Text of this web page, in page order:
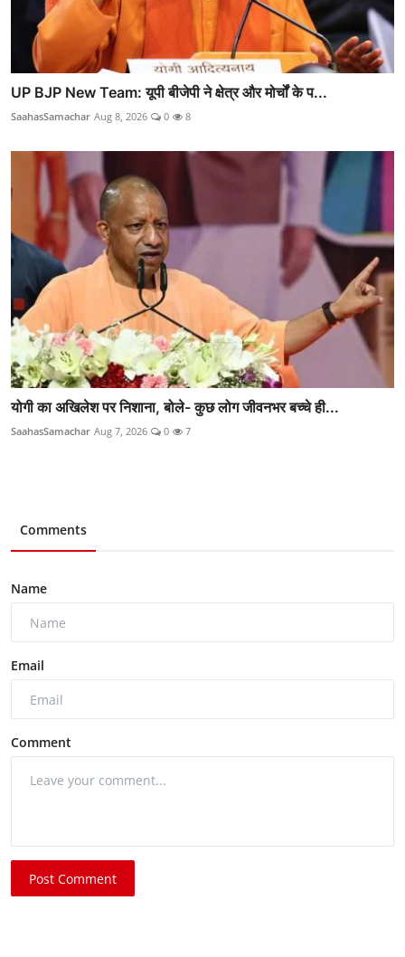
UP BJP New Team: यूपी बीजेपी ने क्षेत्र और मोर्चों के प...
SaahasSamachar Aug 8, 2026 0 8
योगी का अखिलेश पर निशाना, बोले- कुछ लोग जीवनभर बच्चे ही...
SaahasSamachar Aug 7, 2026 0 7
Comments
Name
Email
Comment
Post Comment